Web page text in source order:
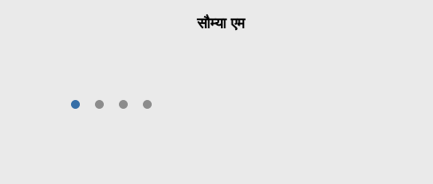
सौम्या एम